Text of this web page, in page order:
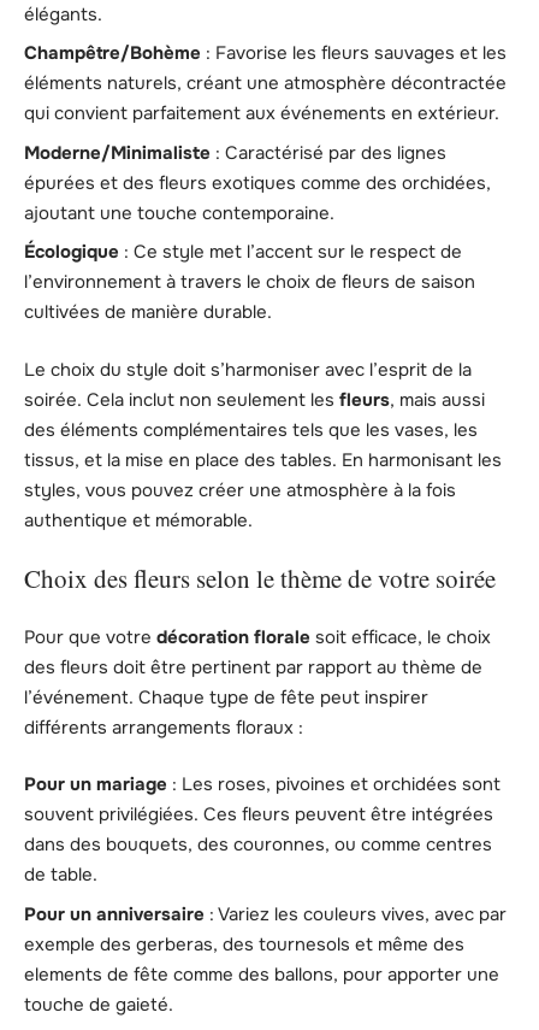
élégants.
Champêtre/Bohème : Favorise les fleurs sauvages et les
éléments naturels, créant une atmosphère décontractée
qui convient parfaitement aux événements en extérieur.
Moderne/Minimaliste : Caractérisé par des lignes
épurées et des fleurs exotiques comme des orchidées,
ajoutant une touche contemporaine.
Écologique : Ce style met l’accent sur le respect de
l’environnement à travers le choix de fleurs de saison
cultivées de manière durable.
Le choix du style doit s’harmoniser avec l’esprit de la
soirée. Cela inclut non seulement les fleurs, mais aussi
des éléments complémentaires tels que les vases, les
tissus, et la mise en place des tables. En harmonisant les
styles, vous pouvez créer une atmosphère à la fois
authentique et mémorable.
Choix des fleurs selon le thème de votre soirée
Pour que votre décoration florale soit efficace, le choix
des fleurs doit être pertinent par rapport au thème de
l’événement. Chaque type de fête peut inspirer
différents arrangements floraux :
Pour un mariage : Les roses, pivoines et orchidées sont
souvent privilégiées. Ces fleurs peuvent être intégrées
dans des bouquets, des couronnes, ou comme centres
de table.
Pour un anniversaire : Variez les couleurs vives, avec par
exemple des gerberas, des tournesols et même des
elements de fête comme des ballons, pour apporter une
touche de gaieté.